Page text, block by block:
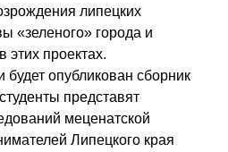
липецких
«зеленого» города и
этих проектах.
будет опубликован сборник
представят
меценатской
Липецкого края